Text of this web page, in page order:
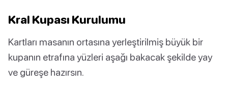
Kral Kupası Kurulumu
Kartları masanın ortasına yerleştirilmiş büyük bir
kupanın etrafına yüzleri aşağı bakacak şekilde yay
ve güreşe hazırsın.